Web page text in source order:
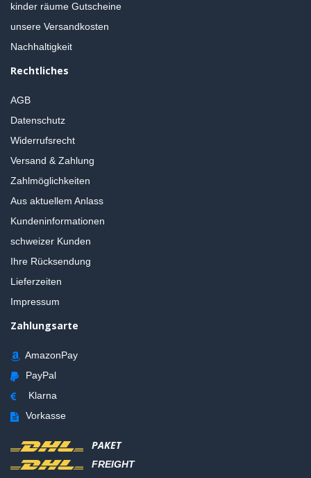
kinder räume Gutscheine
unsere Versandkosten
Nachhaltigkeit
Rechtliches
AGB
Datenschutz
Widerrufsrecht
Versand & Zahlung
Zahlmöglichkeiten
Aus aktuellem Anlass
Kundeninformationen
schweizer Kunden
Ihre Rücksendung
Lieferzeiten
Impressum
Zahlungsarte
AmazonPay
PayPal
Klarna
Vorkasse
PAKET
FREIGHT